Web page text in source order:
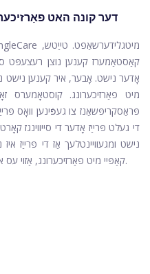
דער קונה האט
קאַסטאַמערז קענען נוצן רעצעפּט
אָדער נישט. אָבער, איר קענען נישט
מיט פאַרזיכערונג. קוסטאָמערס
פּראַסקריפּשאַנז צו געפֿינען וואָס
די געלט פּרייַז אָדער די סייווינגז
נישט ומגעוויינטלעך אַז די פּרייַז
קאַפּיי מיט פאַרזיכערונג, אַזוי עס איז שטענדיק ווערט טשעק איידער פילונג.